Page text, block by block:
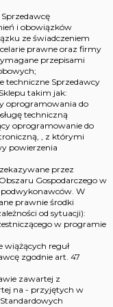
i obowiązków
ze świadczeniem
prawne oraz firmy
przepisami
techniczne Sprzedawcy
takim jak:
oprogramowania do
techniczną
oprogramowanie do
, z którymi
powierzenia
przez
Gospodarczego w
podwykonawców. W
prawnie środki
od sytuacji):
w programie
reguł
zgodnie art. 47
zawartej z
na - przyjętych w